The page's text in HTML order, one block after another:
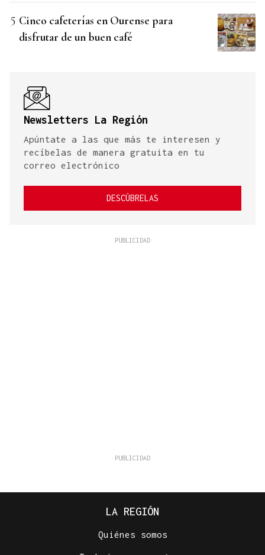
Cinco cafeterías en Ourense para
disfrutar de un buen café
Newsletters La Región
Apúntate a las que más te interesen y
recíbelas de manera gratuita en tu
correo electrónico
DESCÚBRELAS
LA REGIÓN
Quiénes somos